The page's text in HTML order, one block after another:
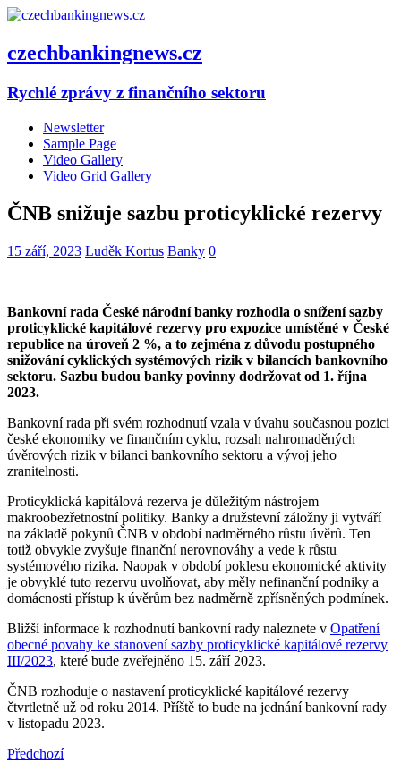
czechbankingnews.cz
Rychlé zprávy z finančního sektoru
Newsletter
Sample Page
Video Gallery
Video Grid Gallery
ČNB snižuje sazbu proticyklické rezervy
15 září, 2023 Luděk Kortus Banky 0
Bankovní rada České národní banky rozhodla o snížení sazby
proticyklické kapitálové rezervy pro expozice umístěné v České
republice na úroveň 2 %, a to zejména z důvodu postupného
snižování cyklických systémových rizik v bilancích bankovního
sektoru. Sazbu budou banky povinny dodržovat od 1. října
2023.
Bankovní rada při svém rozhodnutí vzala v úvahu současnou pozici
české ekonomiky ve finančním cyklu, rozsah nahromaděných
úvěrových rizik v bilanci bankovního sektoru a vývoj jeho
zranitelnosti.
Proticyklická kapitálová rezerva je důležitým nástrojem
makroobezřetnostní politiky. Banky a družstevní záložny ji vytváří
na základě pokynů ČNB v období nadměrného růstu úvěrů. Ten
totiž obvykle zvyšuje finanční nerovnováhy a vede k růstu
systémového rizika. Naopak v období poklesu ekonomické aktivity
je obvyklé tuto rezervu uvolňovat, aby měly nefinanční podniky a
domácnosti přístup k úvěrům bez nadměrně zpřísněných podmínek.
Bližší informace k rozhodnutí bankovní rady naleznete v Opatření
obecné povahy ke stanovení sazby proticyklické kapitálové rezervy
III/2023, které bude zveřejněno 15. září 2023.
ČNB rozhoduje o nastavení proticyklické kapitálové rezervy
čtvrtletně už od roku 2014. Příště to bude na jednání bankovní rady
v listopadu 2023.
Předchozí